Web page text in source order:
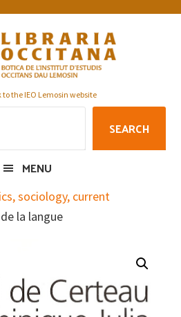
to the IEO Lemosin website
SEARCH
MENU
sociology, current
la langue